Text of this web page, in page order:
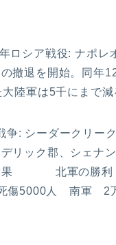
ロシア戦役: ナポレ
撤退を開始。同年
陸軍は5千にまで減
争: シーダークリー
リック郡、シェナ
結果 北軍の勝
傷5000人 南軍